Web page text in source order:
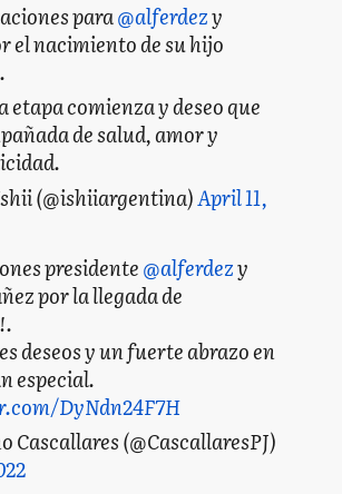
para@alferdezy
el nacimiento de su hijo
etapa comienza y deseo que
de salud, amor y
(@ishiiargentina)April 11,
presidente@alferdezy
por la llegada de
deseos y un fuerte abrazo en
especial.
DyNdn24F7H
(@CascallaresPJ)